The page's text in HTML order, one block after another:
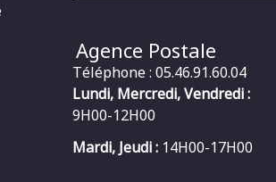
Agence Postale
Téléphone : 05.46.91.60.04
Lundi, Mercredi, Vendredi :
9H00-12H00
Mardi, Jeudi : 14H00-17H00